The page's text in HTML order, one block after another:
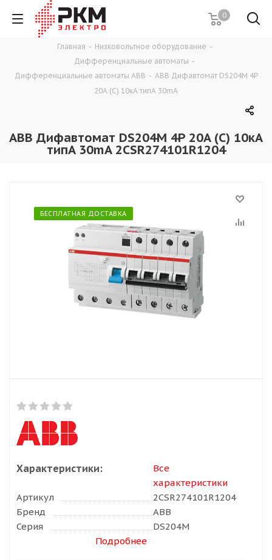
0
Главная - Низковольтное оборудование -
Дифференциальные автоматы -
Дифференциальные автоматы ABB - ABB Дифавтомат DS204M 4P
20A (C) 10кА типA 30mA
ABB Дифавтомат DS204M 4P 20A (C) 10кА
типA 30mA 2CSR274101R1204
БЕСПЛАТНАЯ ДОСТАВКА
Характеристики:
Все
характеристики
Артикул
2CSR274101R1204
Бренд
ABB
Серия
DS204M
Подробнее